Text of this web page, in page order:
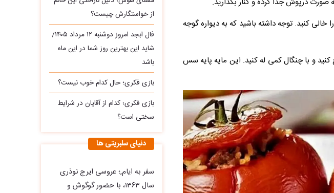
کنید. توجه داشته باشید که به دیواره گوجه
کنید و با چنگال کمی له کنید. این مایه پایه سس
از خواستگارش چیست؟
فال ابجد امروز دوشنبه ۱۲ مرداد ۱۴۰۵/
شاید این بهترین روز شما در این ماه
باشد
بازی فکری؛ حال کدام خوب نیست؟
بازی فکری؛ کدام از آقایان در شرایط
سختی است؟
دنیای سلبریتی ها
سفر به ایام,؛ عروسی ایرج نوذری
سال ۱۳۶۳، با حضور گوگوش و